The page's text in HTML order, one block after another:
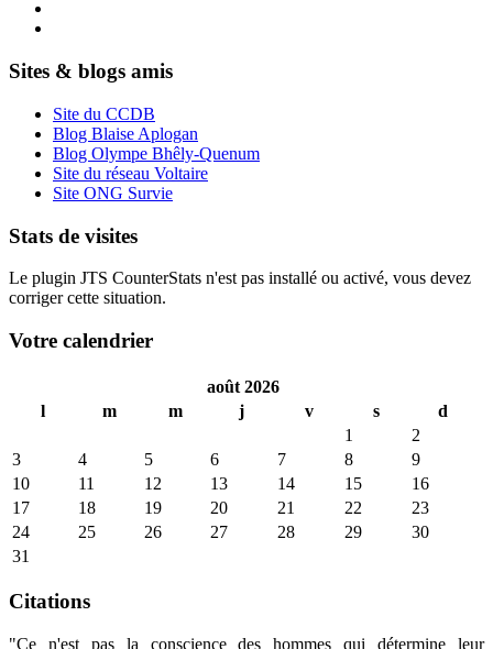
Sites & blogs amis
Site du CCDB
Blog Blaise Aplogan
Blog Olympe Bhêly-Quenum
Site du réseau Voltaire
Site ONG Survie
Stats de visites
Le plugin JTS CounterStats n'est pas installé ou activé, vous devez
corriger cette situation.
Votre calendrier
août 2026
l
m m j v s
d
1
2
3
4 5 6 7 8
9
10
11 12 13 14 15
16
17
18 19 20 21 22
23
24
25 26 27 28 29
30
31
Citations
"Ce n'est pas la conscience des hommes qui détermine leur